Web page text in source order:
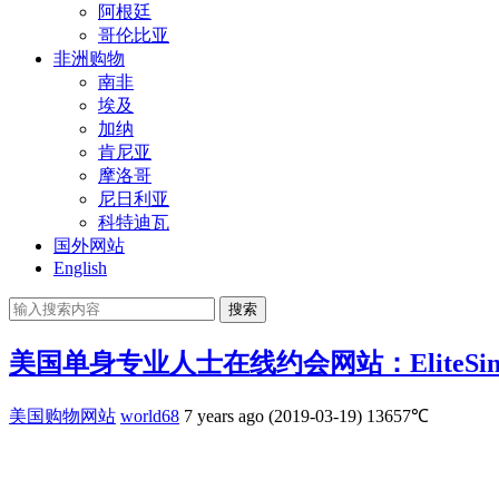
阿根廷
哥伦比亚
非洲购物
南非
埃及
加纳
肯尼亚
摩洛哥
尼日利亚
科特迪瓦
国外网站
English
搜索
美国单身专业人士在线约会网站：
美国购物网站 world68 7 years ago (2019-03-19) 13657℃